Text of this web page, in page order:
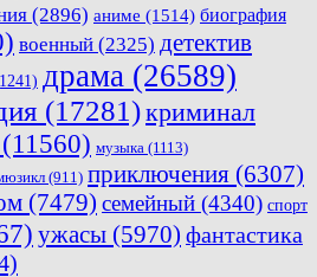
(2896) аниме (1514) биография
военный (2325) детектив
драма (26589)
(17281)криминал
(11560) музыка (1113)
(911) приключения (6307)
(7479) семейный (4340) спорт
ужасы (5970) фантастика